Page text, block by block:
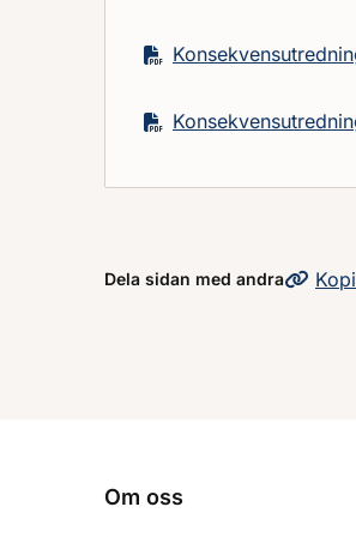
Dela sidan med andra
Om oss